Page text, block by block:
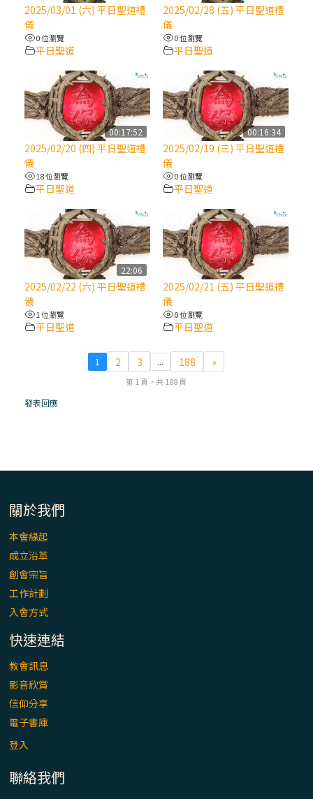
2025/10/10【萬物讚頌頌歌 – 太陽與生態音
樂會】紀念聖方濟與已逝教宗方濟各（上）
(9完結)黃敏正主教帶你做【將臨期避靜】—
匝凱的「新生命」：利他與內化
(8)黃敏正主教帶你做【將臨期避靜】—耶穌
降生成人與人同在＝「厄瑪努爾」
(7)黃敏正主教帶你做【將臨期避靜】—耶穌
降生人間，需要人的「接納」
(6)黃敏正主教帶你做【將臨期避靜】—「馬
槽」═「謙卑」
(5)黃敏正主教帶你做【將臨期避靜】—「福
傳」：講耶穌的故事
(4)黃敏正主教帶你做【將臨期避靜】—匝凱
「想看」耶穌，耶穌「走近」匝凱
(2)黃敏正主教帶你做【將臨期避靜】—
2025/03/01 (六) 平日聖道禮
儀
0 位瀏覽
平日聖道
2025/02/28 (五) 平日聖道禮
儀
0 位瀏覽
平日聖道
00:17:52
2025/02/20 (四) 平日聖道禮
儀
18 位瀏覽
平日聖道
00:16:34
2025/02/19 (三) 平日聖道禮
儀
0 位瀏覽
平日聖道
22:06
2025/02/22 (六) 平日聖道禮
儀
1 位瀏覽
平日聖道
2025/02/21 (五) 平日聖道禮
儀
0 位瀏覽
平日聖道
1 2 3 ... 188 »
第 1 頁，共 188 頁
發表回應
關於我們
本會緣起
成立沿革
創會宗旨
工作計劃
入會方式
快速連結
教會訊息
影音欣賞
信仰分享
電子書庫
登入
聯絡我們